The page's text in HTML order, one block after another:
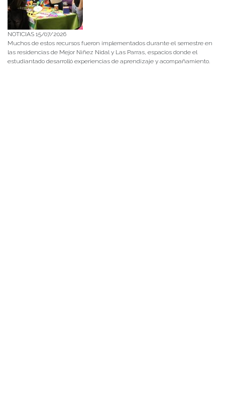
NOTICIAS 15/07/2026
Muchos de estos recursos fueron implementados durante el semestre en
las residencias de Mejor Niñez Nidal y Las Parras, espacios donde el
estudiantado desarrolló experiencias de aprendizaje y acompañamiento.